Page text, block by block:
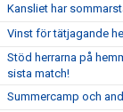
Kansliet har
Vinst för tätjagande
Stöd herrarna på
sista match!
Summercamp och